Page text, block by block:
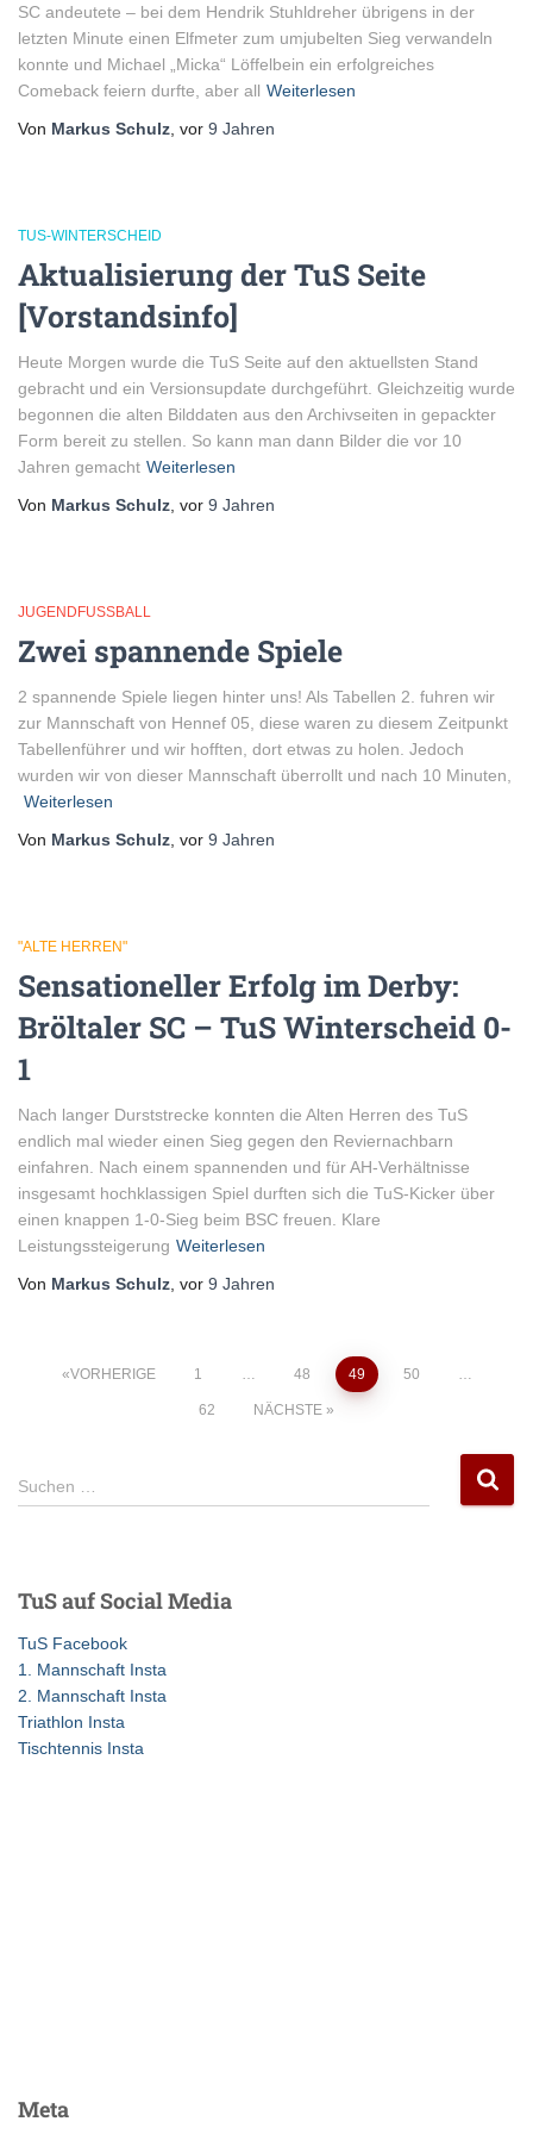
SC andeutete – bei dem Hendrik Stuhldreher übrigens in der
letzten Minute einen Elfmeter zum umjubelten Sieg verwandeln
konnte und Michael „Micka“ Löffelbein ein erfolgreiches
Comeback feiern durfte, aber all Weiterlesen
Von Markus Schulz , vor 9 Jahren
TUS-WINTERSCHEID
Aktualisierung der TuS Seite
[Vorstandsinfo]
Heute Morgen wurde die TuS Seite auf den aktuellsten Stand
gebracht und ein Versionsupdate durchgeführt. Gleichzeitig wurde
begonnen die alten Bilddaten aus den Archivseiten in gepackter
Form bereit zu stellen. So kann man dann Bilder die vor 10
Jahren gemacht Weiterlesen
Von Markus Schulz , vor 9 Jahren
JUGENDFUSSBALL
Zwei spannende Spiele
2 spannende Spiele liegen hinter uns! Als Tabellen 2. fuhren wir
zur Mannschaft von Hennef 05, diese waren zu diesem Zeitpunkt
Tabellenführer und wir hofften, dort etwas zu holen. Jedoch
wurden wir von dieser Mannschaft überrollt und nach 10 Minuten,
Weiterlesen
Von Markus Schulz , vor 9 Jahren
"ALTE HERREN"
Sensationeller Erfolg im Derby:
Bröltaler SC – TuS Winterscheid 0-
1
Nach langer Durststrecke konnten die Alten Herren des TuS
endlich mal wieder einen Sieg gegen den Reviernachbarn
einfahren. Nach einem spannenden und für AH-Verhältnisse
insgesamt hochklassigen Spiel durften sich die TuS-Kicker über
einen knappen 1-0-Sieg beim BSC freuen. Klare
Leistungssteigerung Weiterlesen
Von Markus Schulz , vor 9 Jahren
Seitennummerierung
Beiträge
VORHERIGE 1 … 48 49 50 …
62 NÄCHSTE
S
u
n
n
a
c
h
:
Suchen …
TuS auf Social Media
TuS Facebook
1. Mannschaft Insta
2. Mannschaft Insta
Triathlon Insta
Tischtennis Insta
Meta